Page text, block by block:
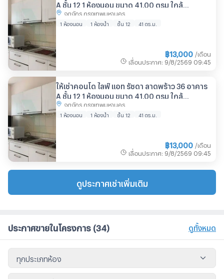
A ชั้น 12 1 ห้องนอน ขนาด 41.00 ตรม ใกล้
Central ลาดพร้าว
จตุจักร กรุงเทพมหานคร
1 ห้องนอน 1 ห้องน้ำ ชั้น 12 41 ตร.ม.
฿13,000 /เดือน
เลื่อนประกาศ : 9/8/2569 09:45
ให้เช่าคอนโด ไลฟ์ แอท รัชดา ลาดพร้าว 36 อาคาร
A ชั้น 12 1 ห้องนอน ขนาด 41.00 ตรม ใกล้
Central ลาดพร้าว
จตุจักร กรุงเทพมหานคร
1 ห้องนอน 1 ห้องน้ำ ชั้น 12 41 ตร.ม.
฿13,000 /เดือน
เลื่อนประกาศ : 9/8/2569 09:45
ดูประกาศเช่าเพิ่มเติม
ประกาศขายในโครงการ (34) ดูทั้งหมด
ทุกประเภทห้อง